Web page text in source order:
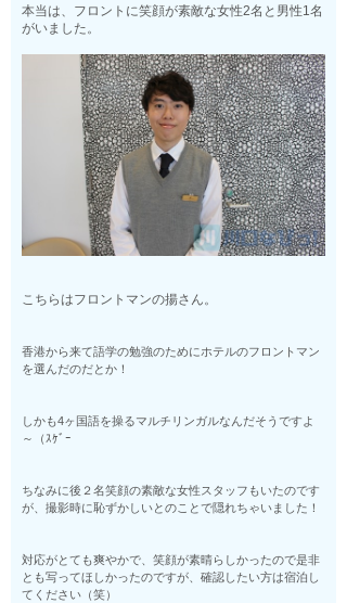
本当は、フロントに笑顔が素敵な女性2名と男性1名
がいました。
こちらはフロントマンの揚さん。
香港から来て語学の勉強のためにホテルのフロントマン
を選んだのだとか！
しかも4ヶ国語を操るマルチリンガルなんだそうですよ
～（ｽｹﾞｰ
ちなみに後２名笑顔の素敵な女性スタッフもいたのです
が、撮影時に恥ずかしいとのことで隠れちゃいました！
対応がとても爽やかで、笑顔が素晴らしかったので是非
とも写ってほしかったのですが、確認したい方は宿泊し
てください（笑）